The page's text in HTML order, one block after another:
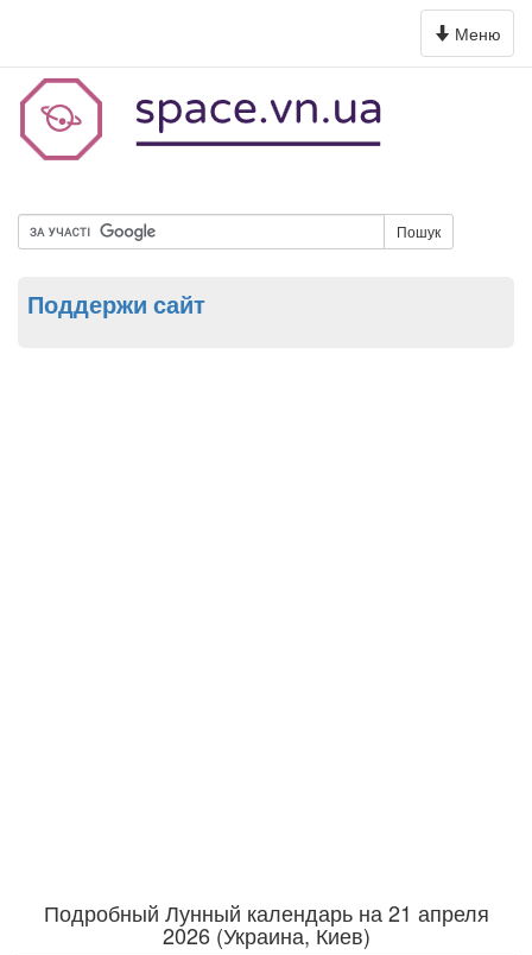
Toggle
navigation
Меню
Пошук
Поддержи сайт
Подробный Лунный календарь на 21 апреля
2026 (Украина, Киев)